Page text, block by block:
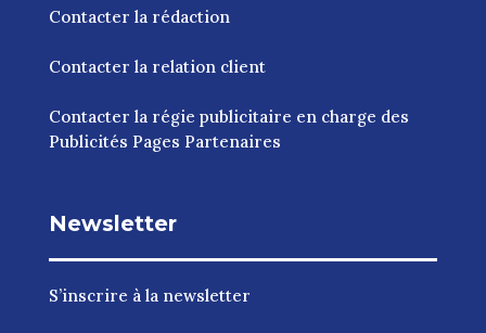
Contacter la rédaction
Contacter la relation client
Contacter la régie publicitaire en charge des
Publicités Pages Partenaires
Newsletter
S’inscrire à la newsletter